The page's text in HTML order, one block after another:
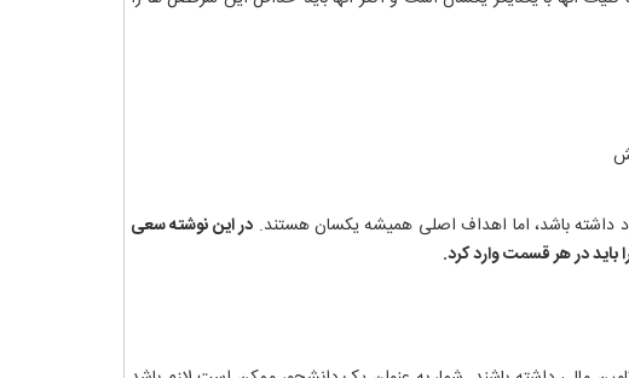
باشد، اما اهداف اصلی همیشه یکسان هستند. در این نوشته سعی
باید در هر قسمت وارد کرد.